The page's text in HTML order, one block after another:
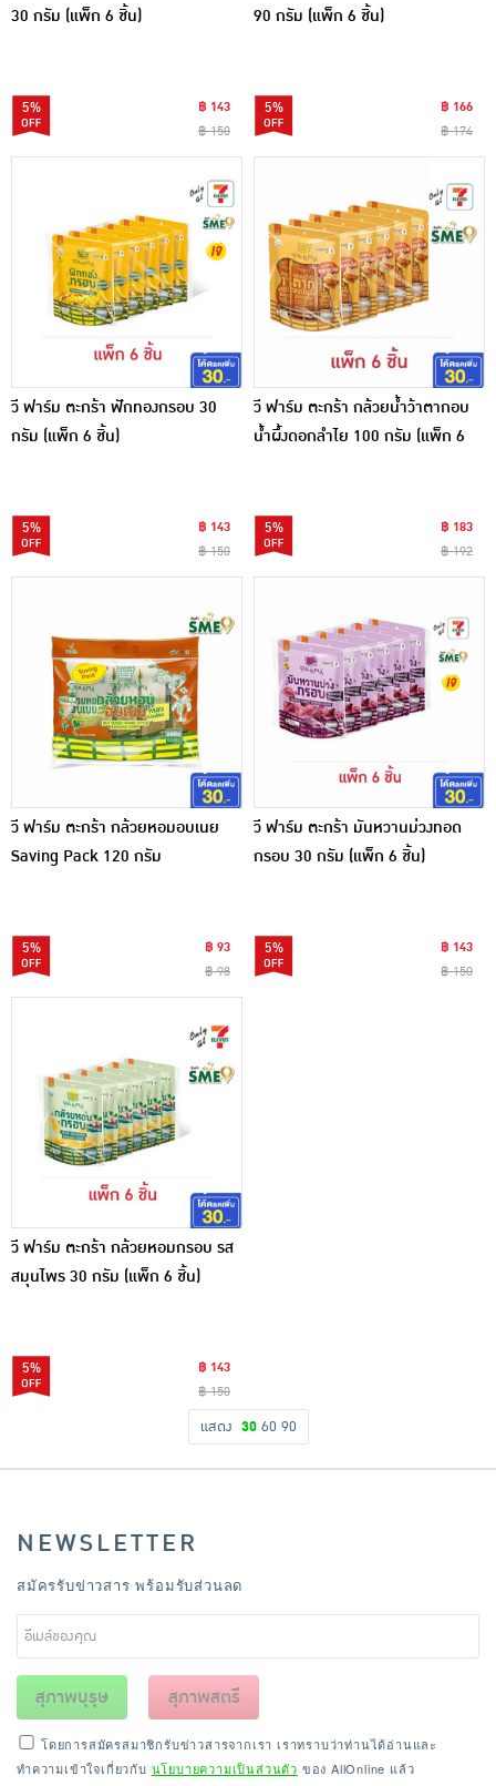
30 กรัม (แพ็ก 6 ชิ้น)
5%
฿ 143
฿ 150
90 กรัม (แพ็ก 6 ชิ้น)
5%
฿ 166
฿ 174
วี ฟาร์ม ตะกร้า ฟักทองกรอบ 30
กรัม (แพ็ก 6 ชิ้น)
5%
฿ 143
฿ 150
วี ฟาร์ม ตะกร้า กล้วยน้ำว้าตากอบ
น้ำผึ้งดอกลำไย 100 กรัม (แพ็ก 6
5%
฿ 183
฿ 192
วี ฟาร์ม ตะกร้า กล้วยหอมอบเนย
Saving Pack 120 กรัม
5%
฿ 93
฿ 98
วี ฟาร์ม ตะกร้า มันหวานม่วงทอด
กรอบ 30 กรัม (แพ็ก 6 ชิ้น)
5%
฿ 143
฿ 150
วี ฟาร์ม ตะกร้า กล้วยหอมกรอบ รส
สมุนไพร 30 กรัม (แพ็ก 6 ชิ้น)
5%
฿ 143
฿ 150
แสดง 30 60 90
NEWSLETTER
สมัครรับข่าวสาร พร้อมรับส่วนลด
สุภาพบุรุษ สุภาพสตรี
โดยการสมัครสมาชิกรับข่าวสารจากเรา เราทราบว่าท่านได้อ่านและ
ทำความเข้าใจเกี่ยวกับ นโยบายความเป็นส่วนตัว ของ AllOnline แล้ว